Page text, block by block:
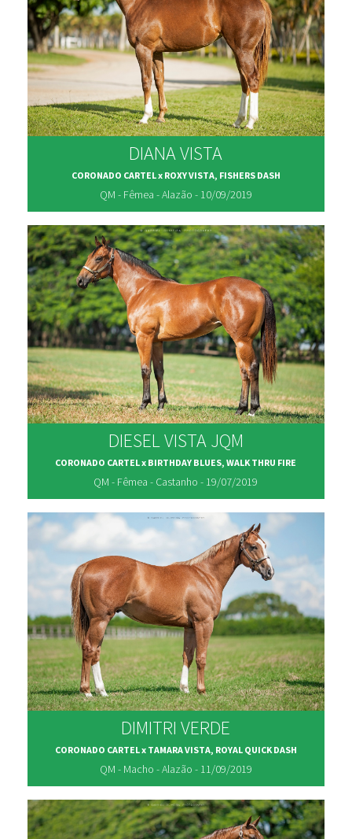
DIANA VISTA
CORONADO CARTEL x ROXY VISTA, FISHERS DASH
QM - Fêmea - Alazão - 10/09/2019
DIESEL VISTA JQM
CORONADO CARTEL x BIRTHDAY BLUES, WALK THRU FIRE
QM - Fêmea - Castanho - 19/07/2019
DIMITRI VERDE
CORONADO CARTEL x TAMARA VISTA, ROYAL QUICK DASH
QM - Macho - Alazão - 11/09/2019